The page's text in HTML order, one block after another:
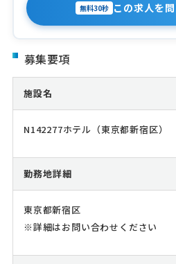
無料30秒 この求人を
募集要項
施設名
N142277ホテル（東京都新宿区）
勤務地詳細
東京都新宿区
※詳細はお問い合わせください